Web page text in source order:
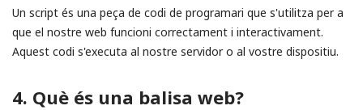
Un script és una peça de codi de programari que s'utilitza per a
que el nostre web funcioni correctament i interactivament.
Aquest codi s'executa al nostre servidor o al vostre dispositiu.
4. Què és una balisa web?